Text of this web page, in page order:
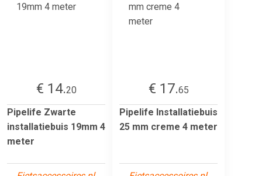
€ 14.20
Pipelife Zwarte
installatiebuis 19mm 4
meter
€ 17.65
Pipelife Installatiebuis
25 mm creme 4 meter